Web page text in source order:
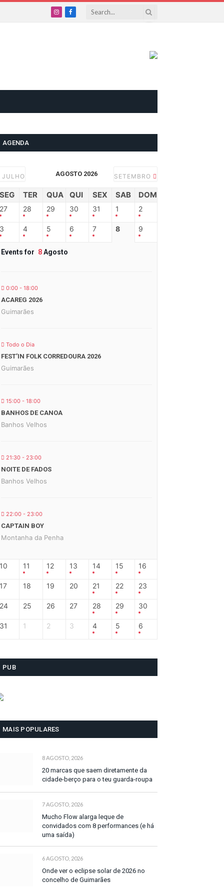
InstagramFacebook
AGENDA
JULHO AGOSTO 2026 SETEMBRO
SEG TER QUA QUI SEX SAB DOM
27 28 29 30 31 1 2
3 4 5 6 7 8 9
Events for 8Agosto
0:00 - 18:00
ACAREG 2026
Guimarães
Todo o Dia
FEST’IN FOLK CORREDOURA 2026
Guimarães
15:00 - 18:00
BANHOS DE CANOA
Banhos Velhos
21:30 - 23:00
NOITE DE FADOS
Banhos Velhos
22:00 - 23:00
CAPTAIN BOY
Montanha da Penha
10 11 12 13 14 15 16
17 18 19 20 21 22 23
24 25 26 27 28 29 30
31 1 2 3 4 5 6
PUB
MAIS POPULARES
8 AGOSTO, 2026
20 marcas que saem diretamente da
cidade-berço para o teu guarda-roupa
7 AGOSTO, 2026
Mucho Flow alarga leque de
convidados com 8 performances (e há
uma saída)
6 AGOSTO, 2026
Onde ver o eclipse solar de 2026 no
concelho de Guimarães